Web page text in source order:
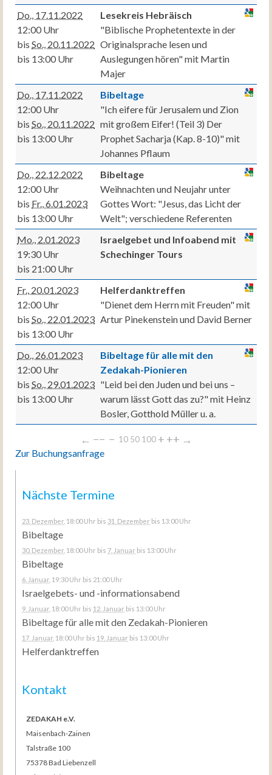
Do., 17.11.2022
12:00 Uhr
bis So., 20.11.2022
bis 13:00 Uhr
Lesekreis Hebräisch
"Biblische Prophetentexte in der
Originalsprache lesen und
Auslegungen hören" mit Martin
Majer
Do., 17.11.2022
12:00 Uhr
bis So., 20.11.2022
bis 13:00 Uhr
Bibeltage
"Ich eifere für Jerusalem und Zion
mit großem Eifer! (Teil 3) Der
Prophet Sacharja (Kap. 8-10)" mit
Johannes Pflaum
Do., 22.12.2022
12:00 Uhr
bis Fr., 6.01.2023
bis 13:00 Uhr
Bibeltage
Weihnachten und Neujahr unter
Gottes Wort: "Jesus, das Licht der
Welt"; verschiedene Referenten
Mo., 2.01.2023
19:30 Uhr
bis 21:00 Uhr
Israelgebet und Infoabend mit
Schechinger Tours
Fr., 20.01.2023
12:00 Uhr
bis So., 22.01.2023
bis 13:00 Uhr
Helferdanktreffen
"Dienet dem Herrn mit Freuden" mit
Artur Pinekenstein und David Berner
Do., 26.01.2023
12:00 Uhr
bis So., 29.01.2023
bis 13:00 Uhr
Bibeltage für alle mit den
Zedakah-Pionieren
"Leid bei den Juden und bei uns –
warum lässt Gott das zu?" mit Heinz
Bosler, Gotthold Müller u. a.
← −− − 10 50 100 + ++ →
Zur Buchungsanfrage
Nächste Termine
23. Dezember , 18:00 Uhr bis 31. Dezember bis 13:00 Uhr
Bibeltage
30. Dezember , 18:00 Uhr bis 7. Januar bis 13:00 Uhr
Bibeltage
6. Januar , 19:30 Uhr bis 21:00 Uhr
Israelgebets- und -informationsabend
9. Januar , 18:00 Uhr bis 12. Januar bis 13:00 Uhr
Bibeltage für alle mit den Zedakah-Pionieren
17. Januar , 18:00 Uhr bis 19. Januar bis 13:00 Uhr
Helferdanktreffen
Kontakt
ZEDAKAH e.V.
Maisenbach-Zainen
Talstraße 100
75378 Bad Liebenzell